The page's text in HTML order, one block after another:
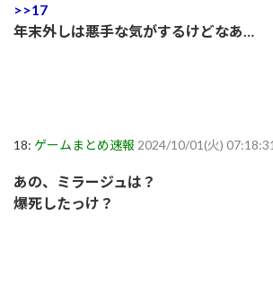
>>17
年末外しは悪手な気がするけどなあ…
18: ゲームまとめ速報 2024/10/01(火)
あの、ミラージュは？
爆死したっけ？